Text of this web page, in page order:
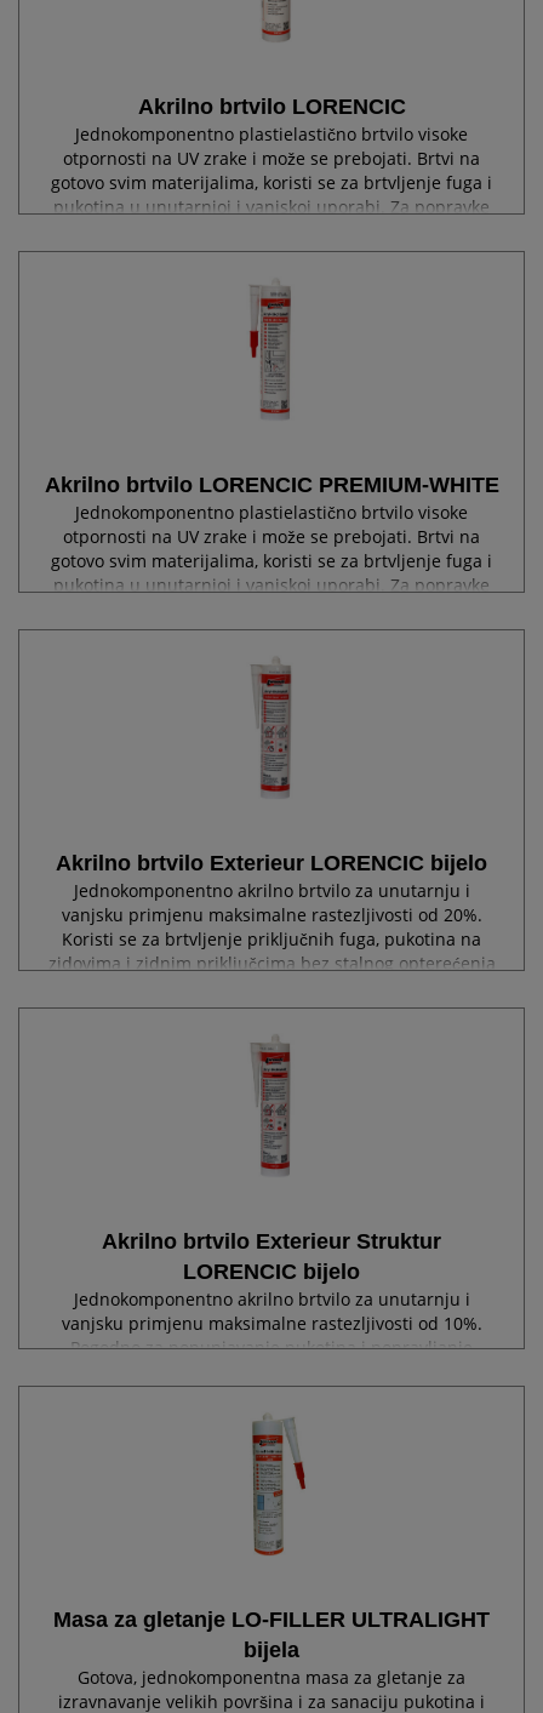
Akrilno brtvilo LORENCIC
Jednokomponentno plastielastično brtvilo visoke
otpornosti na UV zrake i može se prebojati. Brtvi na
gotovo svim materijalima, koristi se za brtvljenje fuga i
pukotina u unutarnjoj i vanjskoj uporabi. Za popravke
Akrilno brtvilo LORENCIC PREMIUM-WHITE
Jednokomponentno plastielastično brtvilo visoke
otpornosti na UV zrake i može se prebojati. Brtvi na
gotovo svim materijalima, koristi se za brtvljenje fuga i
pukotina u unutarnjoj i vanjskoj uporabi. Za popravke
Akrilno brtvilo Exterieur LORENCIC bijelo
Jednokomponentno akrilno brtvilo za unutarnju i
vanjsku primjenu maksimalne rastezljivosti od 20%.
Koristi se za brtvljenje priključnih fuga, pukotina na
zidovima i zidnim priključcima bez stalnog opterećenja
Akrilno brtvilo Exterieur Struktur
LORENCIC bijelo
Jednokomponentno akrilno brtvilo za unutarnju i
vanjsku primjenu maksimalne rastezljivosti od 10%.
Pogodno za popunjavanje pukotina i popravljanje
Masa za gletanje LO-FILLER ULTRALIGHT
bijela
Gotova, jednokomponentna masa za gletanje za
izravnavanje velikih površina i za sanaciju pukotina i